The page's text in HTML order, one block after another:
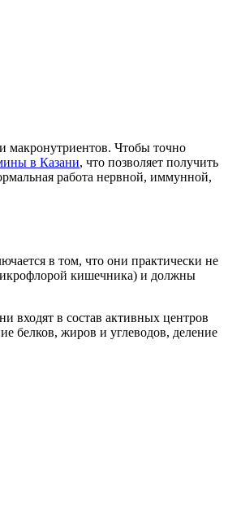
макронутриентов. Чтобы точно
в Казани, что позволяет получить
работа нервной, иммунной,
в том, что они практически не
кишечника) и должны
входят в состав активных центров
белков, жиров и углеводов, деление